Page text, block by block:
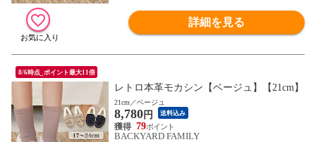
詳細を見る
8/6時点_ポイント最大11倍
レトロ本革モカシン【ベージュ】【21cm】
21cm／ベージュ
8,780円 送料込み
79
BACKYARD FAMILY